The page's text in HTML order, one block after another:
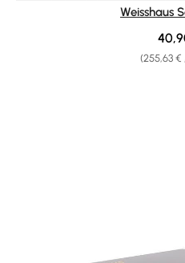
Weisshaus
(255,63 €